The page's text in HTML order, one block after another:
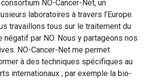
NO-Cancer-Net, un
laboratoires à travers l’Europe.
travaillons tous sur le traitement du
négatif par NO. Nous y partageons nos
NO-Cancer-Net me permet
à des techniques spécifiques au
internationaux ; par exemple la bio-